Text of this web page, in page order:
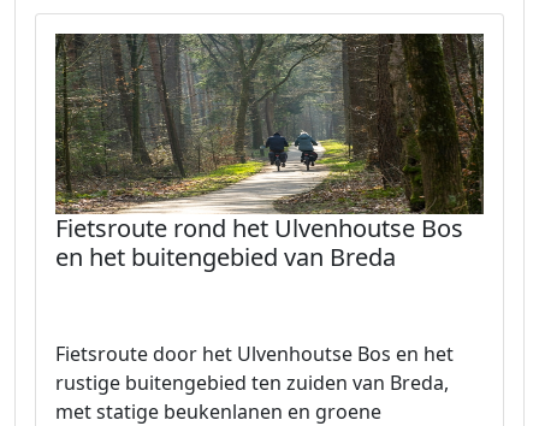
Fietsroute rond het Ulvenhoutse Bos
en het buitengebied van Breda
Fietsroute door het Ulvenhoutse Bos en het
rustige buitengebied ten zuiden van Breda,
met statige beukenlanen en groene